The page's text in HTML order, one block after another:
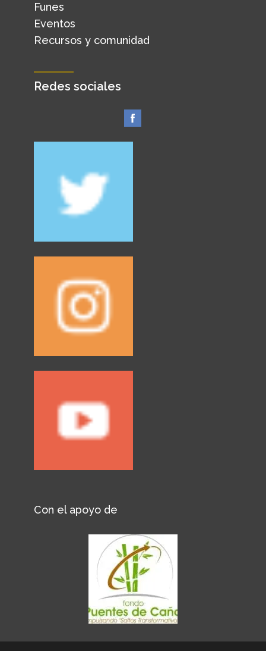
Funes
Eventos
Recursos y comunidad
Redes sociales
Con el apoyo de